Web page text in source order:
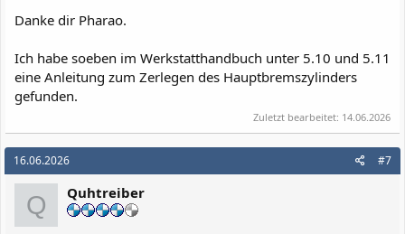
Danke dir Pharao.
Ich habe soeben im Werkstatthandbuch unter 5.10 und 5.11
eine Anleitung zum Zerlegen des Hauptbremszylinders
gefunden.
Zuletzt bearbeitet: 14.06.2026
16.06.2026 #7
Q Quhtreiber